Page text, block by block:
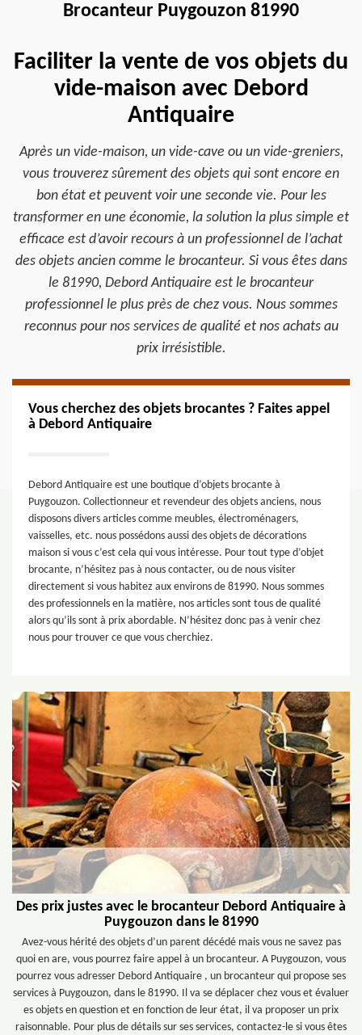
Brocanteur Puygouzon 81990
Faciliter la vente de vos objets du
vide-maison avec Debord
Antiquaire
Après un vide-maison, un vide-cave ou un vide-greniers,
vous trouverez sûrement des objets qui sont encore en
bon état et peuvent voir une seconde vie. Pour les
transformer en une économie, la solution la plus simple et
efficace est d’avoir recours à un professionnel de l’achat
des objets ancien comme le brocanteur. Si vous êtes dans
le 81990, Debord Antiquaire est le brocanteur
professionnel le plus près de chez vous. Nous sommes
reconnus pour nos services de qualité et nos achats au
prix irrésistible.
Vous cherchez des objets brocantes ? Faites appel
à Debord Antiquaire
Debord Antiquaire est une boutique d’objets brocante à
Puygouzon. Collectionneur et revendeur des objets anciens, nous
disposons divers articles comme meubles, électroménagers,
vaisselles, etc. nous possédons aussi des objets de décorations
maison si vous c’est cela qui vous intéresse. Pour tout type d’objet
brocante, n’hésitez pas à nous contacter, ou de nous visiter
directement si vous habitez aux environs de 81990. Nous sommes
des professionnels en la matière, nos articles sont tous de qualité
alors qu’ils sont à prix abordable. N’hésitez donc pas à venir chez
nous pour trouver ce que vous cherchiez.
Des prix justes avec le brocanteur Debord Antiquaire à
Puygouzon dans le 81990
Avez-vous hérité des objets d’un parent décédé mais vous ne savez pas
quoi en are, vous pourrez faire appel à un brocanteur. A Puygouzon, vous
pourrez vous adresser Debord Antiquaire , un brocanteur qui propose ses
services à Puygouzon, dans le 81990. Il va se déplacer chez vous et évaluer
es objets en question et en fonction de leur état, il va proposer un prix
raisonnable. Pour plus de détails sur ses services, contactez-le si vous êtes